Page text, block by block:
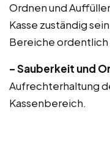
Ordnen und
Kasse zuständig
Bereiche
– Sauberkeit und
Aufrechterhaltung
Kassenbereich.